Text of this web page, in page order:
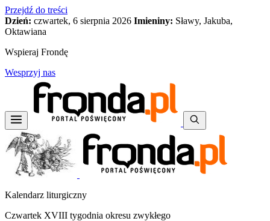
Przejdź do treści
Dzień: czwartek, 6 sierpnia 2026 Imieniny: Sławy, Jakuba,
Oktawiana
Wspieraj Frondę
Wesprzyj nas
Kalendarz liturgiczny
Czwartek XVIII tygodnia okresu zwykłego